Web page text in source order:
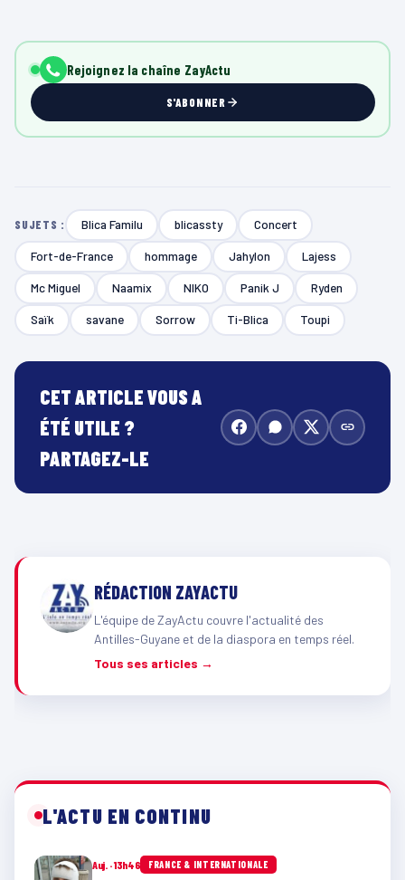
Rejoignez la chaîne ZayActu
S'ABONNER
SUJETS : Blica Familu blicassty Concert
Fort-de-France hommage Jahylon Lajess
Mc Miguel Naamix NIKO Panik J Ryden
Saïk savane Sorrow Ti-Blica Toupi
CET ARTICLE VOUS A
ÉTÉ UTILE ?
PARTAGEZ-LE
RÉDACTION ZAYACTU
L'équipe de ZayActu couvre l'actualité des
Antilles-Guyane et de la diaspora en temps réel.
Tous ses articles →
L'ACTU EN CONTINU
Auj. · 13h46 FRANCE & INTERNATIONALE